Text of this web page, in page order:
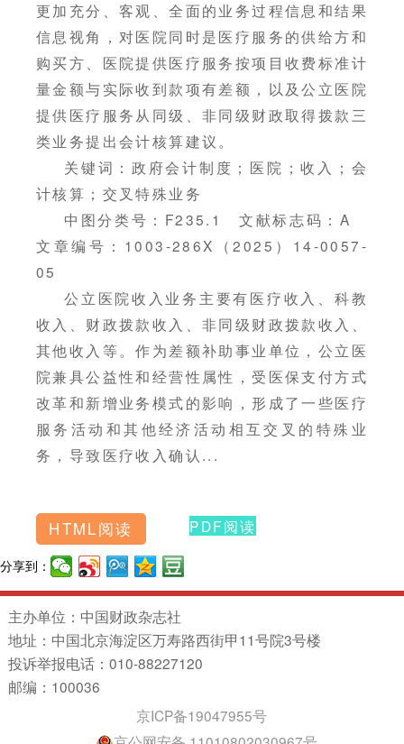
更加充分、客观、全面的业务过程信息和结果
信息视角，对医院同时是医疗服务的供给方和
购买方、医院提供医疗服务按项目收费标准计
量金额与实际收到款项有差额，以及公立医院
提供医疗服务从同级、非同级财政取得拨款三
类业务提出会计核算建议。
关键词：政府会计制度；医院；收入；会
计核算；交叉特殊业务
中图分类号：F235.1 文献标志码：A
文章编号：1003-286X（2025）14-0057-
05
公立医院收入业务主要有医疗收入、科教
收入、财政拨款收入、非同级财政拨款收入、
其他收入等。作为差额补助事业单位，公立医
院兼具公益性和经营性属性，受医保支付方式
改革和新增业务模式的影响，形成了一些医疗
服务活动和其他经济活动相互交叉的特殊业
务，导致医疗收入确认...
HTML阅读 PDF阅读
分享到：
主办单位：中国财政杂志社
地址：中国北京海淀区万寿路西街甲11号院3号楼
投诉举报电话：010-88227120
邮编：100036
京ICP备19047955号